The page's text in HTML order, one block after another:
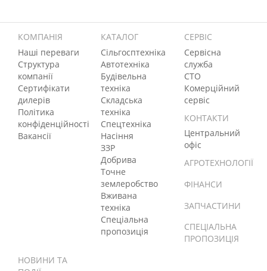
КОМПАНІЯ
Наші переваги
Структура
компанії
Сертифікати
дилерів
Політика
конфіденційності
Вакансії
КАТАЛОГ
Сільгосптехніка
Автотехніка
Будівельна
техніка
Складська
техніка
Спецтехніка
Насіння
ЗЗР
Добрива
Точне
землеробство
Вживана
техніка
Спеціальна
пропозиція
СЕРВІС
Сервісна
служба
СТО
Комерційний
сервіс
КОНТАКТИ
Центральний
офіс
АГРОТЕХНОЛОГІЇ
ФІНАНСИ
ЗАПЧАСТИНИ
СПЕЦІАЛЬНА
ПРОПОЗИЦІЯ
НОВИНИ ТА